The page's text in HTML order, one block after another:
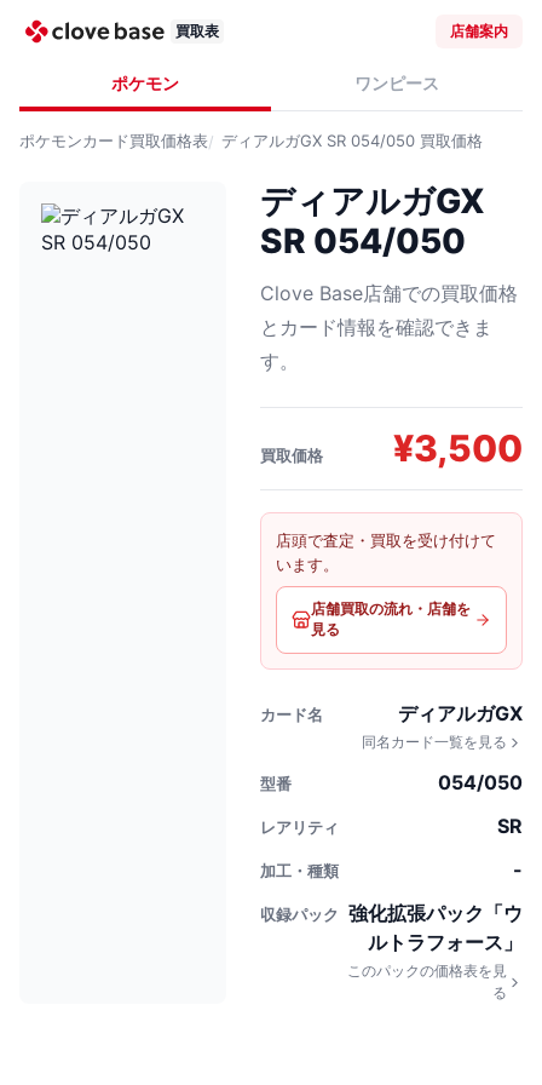
買取表 店舗案内
ポケモン ワンピース
ポケモンカード買取価格表 ディアルガGX SR 054/050 買取価格
ディアルガGX
SR 054/050
Clove Base店舗での買取価格
とカード情報を確認できま
す。
買取価格 ¥3,500
店頭で査定・買取を受け付けて
います。
店舗買取の流れ・店舗を
見る
カード名 ディアルガGX
同名カード一覧を見る
型番 054/050
レアリティ SR
加工・種類 -
収録パック
強化拡張パック「ウ
ルトラフォース」
このパックの価格表を見
る